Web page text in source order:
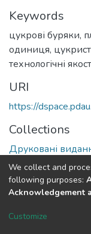
Keywords
цукрові буряки,
одиниця,
технологічні
URI
https://
Collections
Друковані
Full item page
DSpace software
We collect and
following purposes:
Acknowledgement
Customize